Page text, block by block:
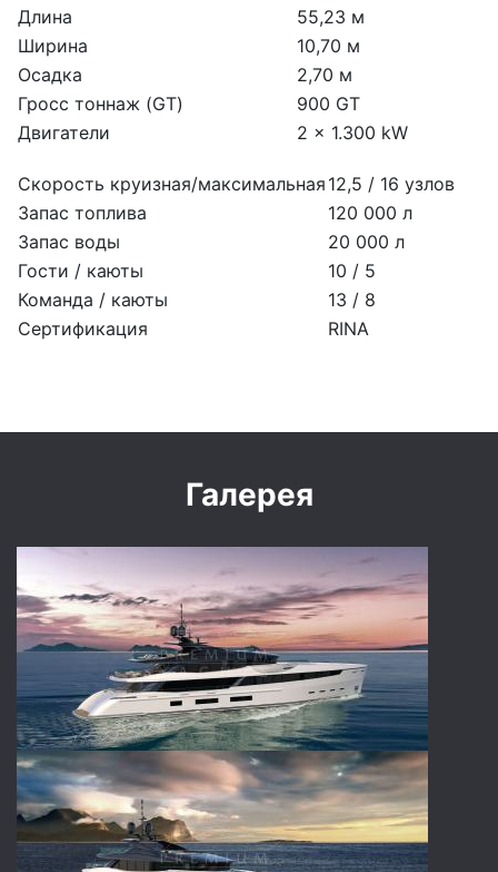
Длина
55,23 м
Ширина
10,70 м
Осадка
2,70 м
Гросс тоннаж (GT)
900 GT
Двигатели
2 x 1.300 kW
Скорость круизная/максимальная 12,5 / 16 узлов
Запас топлива
120 000 л
Запас воды
20 000 л
Гости / каюты
10 / 5
Команда / каюты
13 / 8
Сертификация
RINA
Галерея